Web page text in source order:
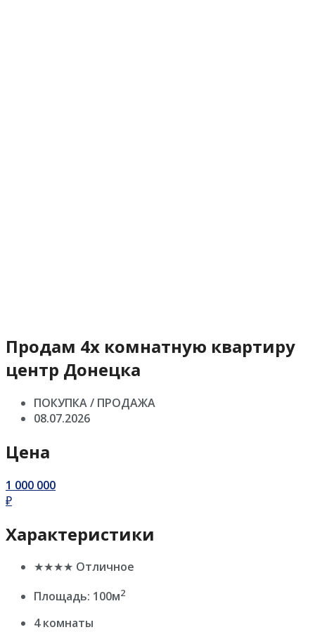
Продам 4х комнатную квартиру
центр Донецка
ПОКУПКА / ПРОДАЖА
08.07.2026
Цена
1 000 000
₽
Характеристики
★★★★ Отличное
Площадь: 100м2
4 комнаты